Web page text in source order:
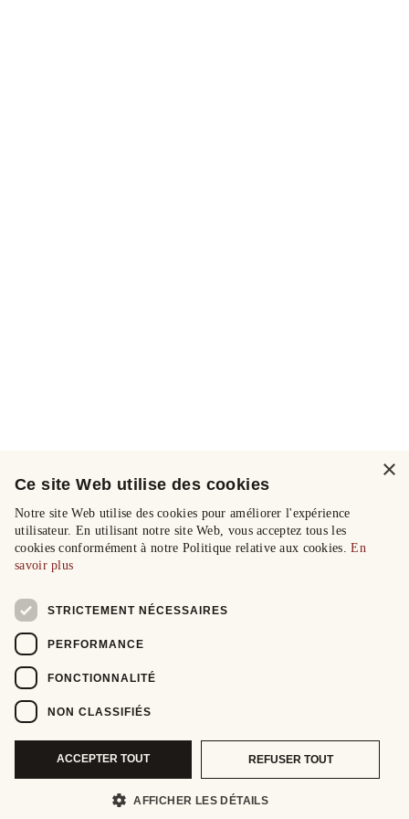
×
Ce site Web utilise des cookies
Notre site Web utilise des cookies pour améliorer l'expérience
utilisateur. En utilisant notre site Web, vous acceptez tous les
cookies conformément à notre Politique relative aux cookies.En
savoir plus
STRICTEMENT NÉCESSAIRES
PERFORMANCE
FONCTIONNALITÉ
NON CLASSIFIÉS
ACCEPTER TOUT REFUSER TOUT
AFFICHER LES DÉTAILS